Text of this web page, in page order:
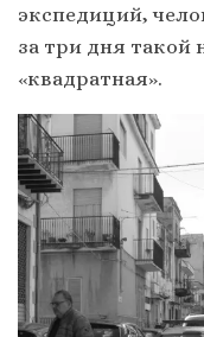
экспедиций,
за три дня такой
«квадратная».